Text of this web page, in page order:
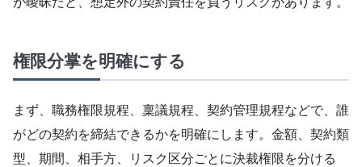
権限分掌を明確にする
まず、職務権限規程、稟議規程、契約管理規程などで、誰
がどの契約を締結できるかを明確にします。金額、契約類
型、期間、相手方、リスク区分ごとに決裁権限を分ける